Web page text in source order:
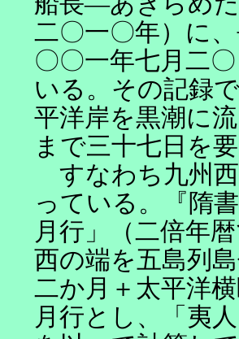
二〇一〇年）に
〇〇一年七月二
いる。その記録
平洋岸を黒潮に
まで三十七日を
すなわち九州
っている。『隋
月行」（二倍年
西の端を五島列
二か月＋太平洋
月行とし、「夷